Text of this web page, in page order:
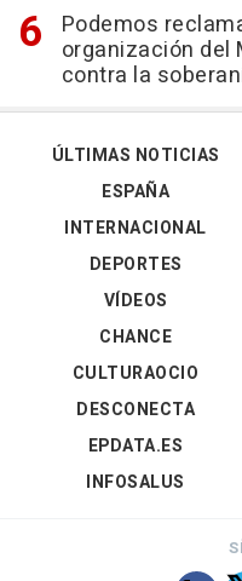
Podemos
organización del
contra la
ÚLTIMAS NOTICIAS
ESPAÑA
INTERNACIONAL
DEPORTES
VÍDEOS
CHANCE
CULTURAOCIO
DESCONECTA
EPDATA.ES
INFOSALUS